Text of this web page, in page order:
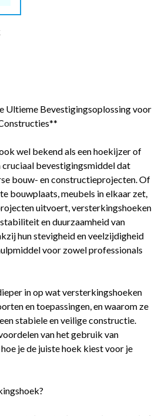
Ultieme Bevestigingsoplossing voor
wel bekend als een hoekijzer of
cruciaal bevestigingsmiddel dat
bouw- en constructieprojecten. Of
bouwplaats, meubels in elkaar zet,
uitvoert, versterkingshoeken
en duurzaamheid van
hun stevigheid en veelzijdigheid
voor zowel professionals
in op wat versterkingshoeken
en toepassingen, en waarom ze
stabiele en veilige constructie.
van het gebruik van
je de juiste hoek kiest voor je